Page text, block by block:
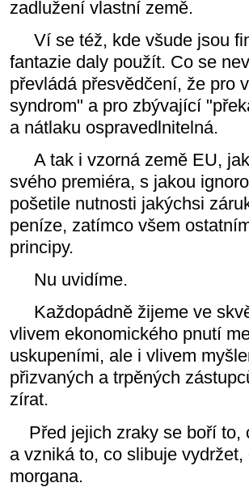
zadlužení vlastní země.
Ví se též, kde všude jsou
fantazie daly použít. Co se
převládá přesvědčení, že pro
syndrom" a pro zbývající
a nátlaku ospravedlnitelná.
A tak i vzorná země EU,
svého premiéra, s jakou
pošetile nutnosti jakýchsi
peníze, zatímco všem
principy.
Nu uvidíme.
Každopádně žijeme ve
vlivem ekonomického pnutí
uskupeními, ale i vlivem
přizvaných a trpěných
zírat.
Před jejich zraky se boří to,
a vzniká to, co slibuje
morgana.